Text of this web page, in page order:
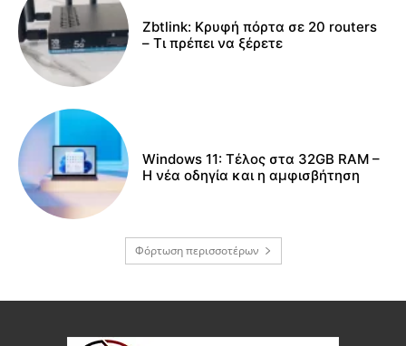
Zbtlink: Κρυφή πόρτα σε 20 routers
– Τι πρέπει να ξέρετε
Windows 11: Τέλος στα 32GB RAM –
Η νέα οδηγία και η αμφισβήτηση
Φόρτωση περισσοτέρων